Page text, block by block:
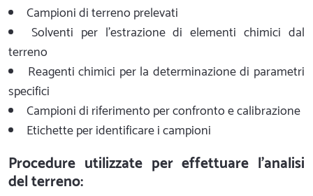
Campioni di terreno prelevati
Solventi per l'estrazione di elementi chimici dal
terreno
Reagenti chimici per la determinazione di parametri
specifici
Campioni di riferimento per confronto e calibrazione
Etichette per identificare i campioni
Procedure utilizzate per effettuare l'analisi
del terreno: